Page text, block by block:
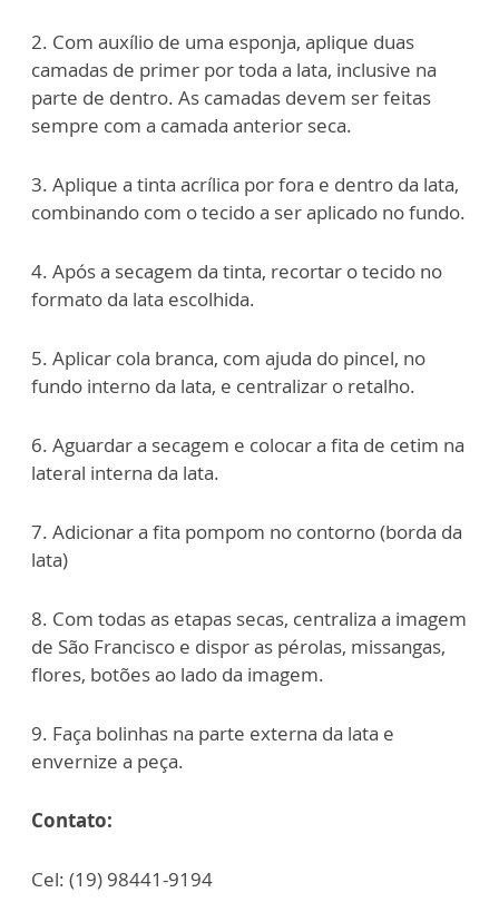
2. Com auxílio de uma esponja, aplique duas
camadas de primer por toda a lata, inclusive na
parte de dentro. As camadas devem ser feitas
sempre com a camada anterior seca.
3. Aplique a tinta acrílica por fora e dentro da lata,
combinando com o tecido a ser aplicado no fundo.
4. Após a secagem da tinta, recortar o tecido no
formato da lata escolhida.
5. Aplicar cola branca, com ajuda do pincel, no
fundo interno da lata, e centralizar o retalho.
6. Aguardar a secagem e colocar a fita de cetim na
lateral interna da lata.
7. Adicionar a fita pompom no contorno (borda da
lata)
8. Com todas as etapas secas, centraliza a imagem
de São Francisco e dispor as pérolas, missangas,
flores, botões ao lado da imagem.
9. Faça bolinhas na parte externa da lata e
envernize a peça.
Contato:
Cel: (19) 98441-9194